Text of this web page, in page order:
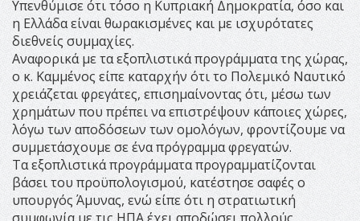
Υπενθύμισε ότι τόσο η Κυπριακή Δημοκρατία, όσο και
η Ελλάδα είναι θωρακισμένες και με ισχυρότατες
διεθνείς συμμαχίες.
Αναφορικά με τα εξοπλιστικά προγράμματα της χώρας,
ο κ. Καμμένος είπε καταρχήν ότι το Πολεμικό Ναυτικό
χρειάζεται φρεγάτες, επισημαίνοντας ότι, μέσω των
χρημάτων που πρέπει να επιστρέψουν κάποιες χώρες,
λόγω των αποδόσεων των ομολόγων, φροντίζουμε να
συμμετάσχουμε σε ένα πρόγραμμα φρεγατών.
Τα εξοπλιστικά προγράμματα προγραμματίζονται
βάσει του προϋπολογισμού, κατέστησε σαφές ο
υπουργός Άμυνας, ενώ είπε ότι η στρατιωτική